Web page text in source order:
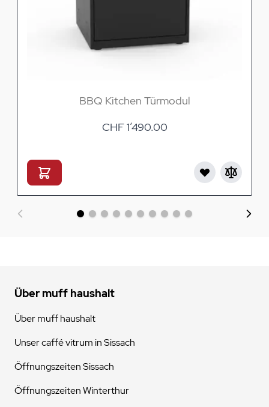
BBQ Kitchen Türmodul
CHF 1’490.00
Über muff haushalt
Über muff haushalt
Unser caffé vitrum in Sissach
Öffnungszeiten Sissach
Öffnungszeiten Winterthur